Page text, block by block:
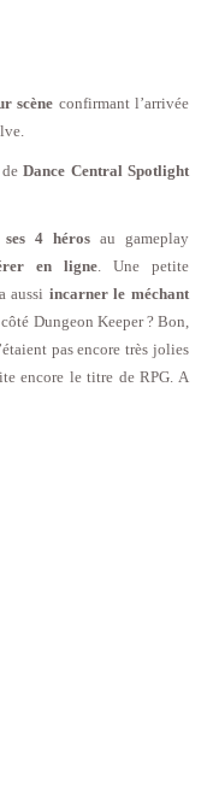
scène confirmant l’arrivée
deDance Central Spotlight
4 hérosau gameplay
en ligne. Une petite
aussi incarner le méchant
Dungeon Keeper ? Bon,
pas encore très jolies
encore le titre de RPG. A